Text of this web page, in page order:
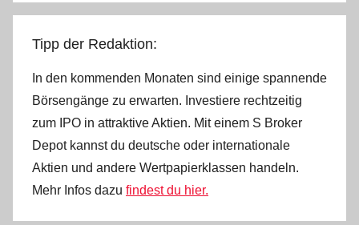
Tipp der Redaktion:
In den kommenden Monaten sind einige spannende
Börsengänge zu erwarten. Investiere rechtzeitig
zum IPO in attraktive Aktien. Mit einem S Broker
Depot kannst du deutsche oder internationale
Aktien und andere Wertpapierklassen handeln.
Mehr Infos dazu findest du hier.